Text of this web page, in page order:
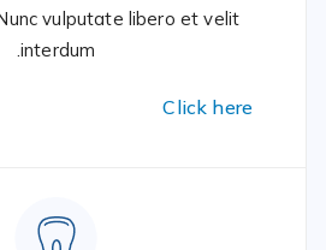
vulputate libero et velit
interdum.
Click here